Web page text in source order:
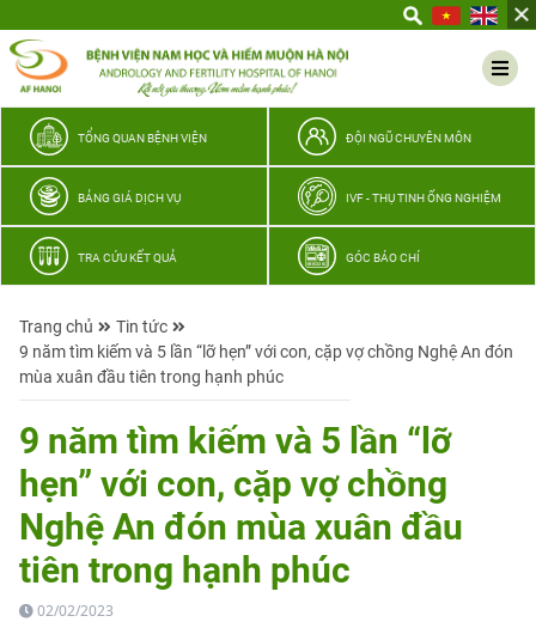
thương
TỔNG QUAN BỆNH VIỆN ĐỘI NGŨ CHUYÊN MÔN
BẢNG GIÁ DỊCH VỤ IVF - THỤ TINH ỐNG NGHIỆM
TRA CỨU KẾT QUẢ GÓC BÁO CHÍ
Trang chủ
Tin tức
9 năm tìm kiếm và 5 lần “lỡ hẹn” với con, cặp vợ chồng Nghệ An đón
mùa xuân đầu tiên trong hạnh phúc
9 năm tìm kiếm và 5 lần “lỡ
hẹn” với con, cặp vợ chồng
Nghệ An đón mùa xuân đầu
tiên trong hạnh phúc
02/02/2023